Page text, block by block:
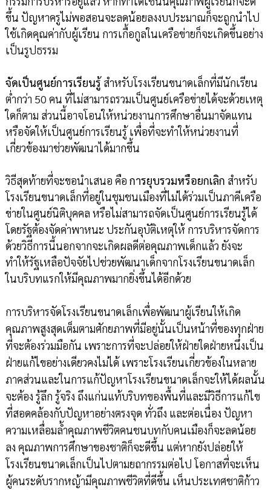
ขึ้น ปัญหาครูไม่พอสอนจะลดน้อยลงงบประมาณก็จะถูกนำไป
ใช้เกิดคุณค่ากับผู้เรียน การเกื้อกูลในเครือข่ายก็จะเกิดขึ้นอย่าง
เป็นรูปธรรม
จัดเป็นศูนย์การเรียนรู้ สำหรับโรงเรียนขนาดเล็กที่มีนักเรียน
ต่ำกว่า 50 คน ที่ไม่สามารถรวมเป็นศูนย์เครือข่ายได้จะด้วยเหตุ
ใดก็ตาม ส่วนนี้อาจโอนให้หน่วยงานการศึกษาอื่นมาจัดแทน
หรือจัดให้เป็นศูนย์การเรียนรู้ เพื่อที่จะทำให้หน่วยงานที่
เกี่ยวข้องมาช่วยพัฒนาได้มากขึ้น
วิธีสุดท้ายที่จะขอนำเสนอ คือ การยุบรวมหรือยกเลิก สำหรับ
โรงเรียนขนาดเล็กที่อยู่ในชุมชนเมืองที่ไม่ได้ร่วมเป็นภาคีเครือ
ข่ายในศูนย์นิติบุคคล หรือไม่สามารถจัดเป็นศูนย์การเรียนรู้ได้
โดยรัฐต้องจัดค่าพาหนะ ประกันอุบัติเหตุให้ การบริหารจัดการ
ด้วยวิธีการนี้นอกจากจะเกิดผลดีต่อคุณภาพเด็กแล้ว ยังจะ
ทำให้รัฐเหลือปัจจัยไปช่วยพัฒนาเด็กจากโรงเรียนขนาดเล็ก
ในบริบทแรกให้มีคุณภาพมากยิ่งขึ้นได้อีกด้วย
การบริหารจัดโรงเรียนขนาดเล็กเพื่อพัฒนาผู้เรียนให้เกิด
คุณภาพสูงสุดเต็มตามศักยภาพที่มีอยู่นั้นเป็นหน้าที่ของทุกฝ่าย
ที่จะต้องร่วมมือกัน เพราะการที่จะปล่อยให้ฝ่ายใดฝ่ายหนึ่งเป็น
ฝ่ายแก้ไขอย่างเดียวคงไม่ได้ เพราะโรงเรียนเกี่ยวข้องในหลาย
ภาคส่วนและในการแก้ปัญหาโรงเรียนขนาดเล็กจะให้ได้ผลนั้น
จะต้อง รู้ลึก รู้จริง ถึงแก่นแท้บริบทของพื้นที่และมีวิธีการแก้ไข
ที่สอดคล้องกับปัญหาอย่างตรงจุด ทั่วถึง และต่อเนื่อง ปัญหา
ความเหลื่อมล้ำคุณภาพชีวิตคนชนบทกับคนเมืองก็จะลดน้อย
ลง คุณภาพการศึกษาของชาติก็จะดีขึ้น แต่หากยังปล่อยให้
โรงเรียนขนาดเล็กเป็นไปตามยถากรรมต่อไป โอกาสที่จะเห็น
ผู้คนระดับรากหญ้ามีคุณภาพชีวิตที่ดีขึ้น เห็นประเทศชาติก้าว